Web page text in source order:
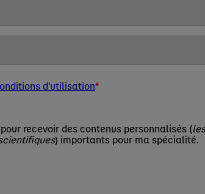
d'utilisation
recevoir des contenus personnalisés (
) importants pour ma spécialité.